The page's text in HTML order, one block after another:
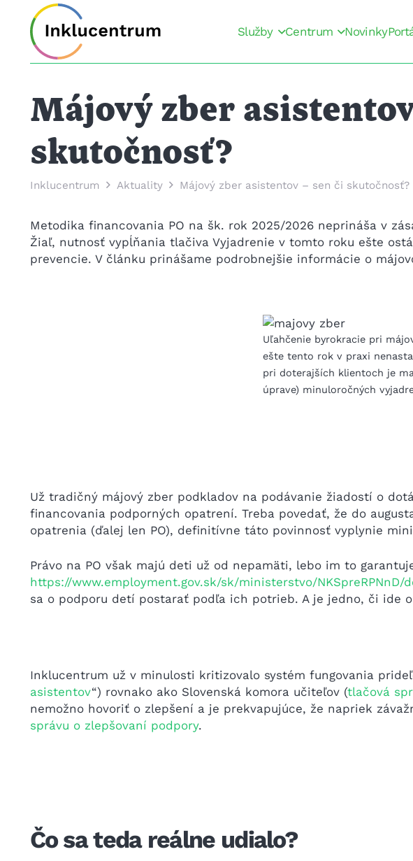
Služby Centrum Novinky
Májový zber
skutočnosť?
Inklucentrum Aktuality Májový zber asistentov – sen či skutočnosť?
Metodika financovania PO na šk. rok 2025/2026 neprináša v
Žiaľ, nutnosť vypĺňania tlačiva Vyjadrenie v tomto roku ešte
prevencie. V článku prinášame podrobnejšie informácie o
Uľahčenie byrokracie pri
ešte tento rok v praxi
pri doterajších klientoch je
úprave) minuloročných
Už tradičný májový zber podkladov na podávanie žiadostí o
financovania podporných opatrení. Treba povedať, že do
opatrenia (ďalej len PO), definitívne táto povinnosť vyplynie
Právo na PO však majú deti už od nepamäti, lebo im to
https://www.employment.gov.sk/sk/ministerstvo/NKSpreRPNnD/
sa o podporu detí postarať podľa ich potrieb. A je jedno, či ide
Inklucentrum už v minulosti kritizovalo systém fungovania
asistentov“) rovnako ako Slovenská komora učiteľov (tlačová
nemožno hovoriť o zlepšení a je prekvapujúce, že napriek
správu o zlepšovaní podpory.
Čo sa teda reálne udialo?